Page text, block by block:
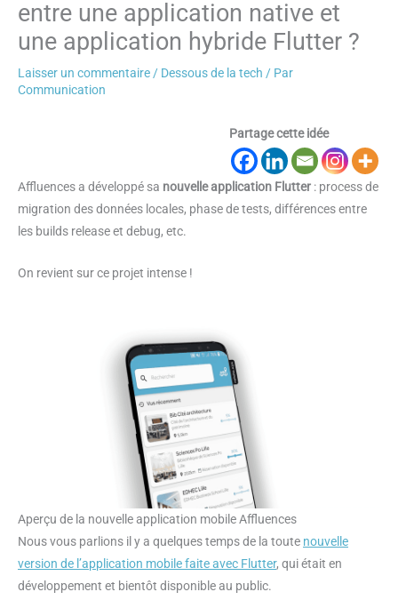
entre une application native et
une application hybride Flutter ?
Laisser un commentaire / Dessous de la tech / Par
Communication
Partage cette idée
Affluences a développé sa nouvelle application Flutter : process de
migration des données locales, phase de tests, différences entre
les builds release et debug, etc.
On revient sur ce projet intense !
Aperçu de la nouvelle application mobile Affluences
Nous vous parlions il y a quelques temps de la toute nouvelle
version de l’application mobile faite avec Flutter, qui était en
développement et bientôt disponible au public.